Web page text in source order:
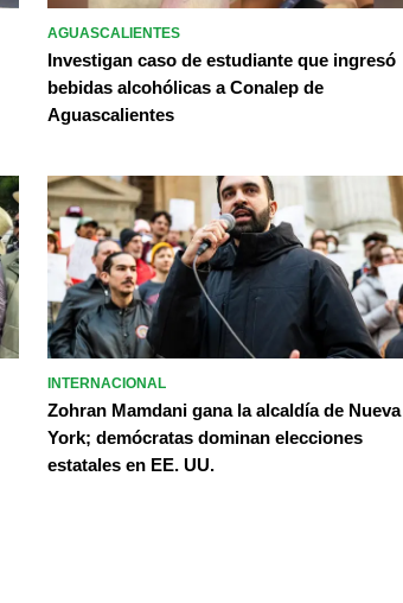
AGUASCALIENTES
Investigan caso de estudiante que ingresó
bebidas alcohólicas a Conalep de
Aguascalientes
INTERNACIONAL
Zohran Mamdani gana la alcaldía de Nueva
York; demócratas dominan elecciones
estatales en EE. UU.